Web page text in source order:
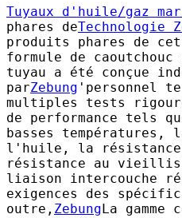
Tuyaux d'huile/gaz
phares deTechnologie
produits phares de
formule de
tuyau a été conçue
parZebung 'personnel
multiples tests
de performance tels
basses températures,
l'huile, la
résistance au
liaison intercouche
exigences des
outre, ZebungLa gamme